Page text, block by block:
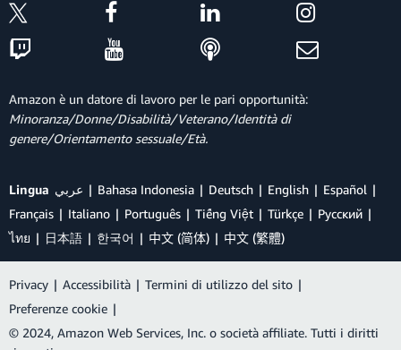
Amazon è un datore di lavoro per le pari opportunità:
Minoranza/Donne/Disabilità/Veterano/Identità di
genere/Orientamento sessuale/Età.
Lingua عربي Bahasa Indonesia Deutsch English
Español
Français
Italiano Português Tiếng Việt Türkçe
Ρусский
ไทย
日本語 한국어 中文 (简体) 中文 (繁體)
Privacy | Accessibilità | Termini di utilizzo del sito |
Preferenze cookie |
© 2024, Amazon Web Services, Inc. o società affiliate. Tutti i diritti